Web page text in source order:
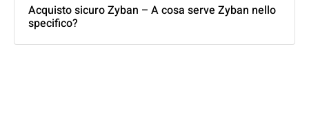
Acquisto sicuro Zyban – A cosa serve Zyban nello
specifico?